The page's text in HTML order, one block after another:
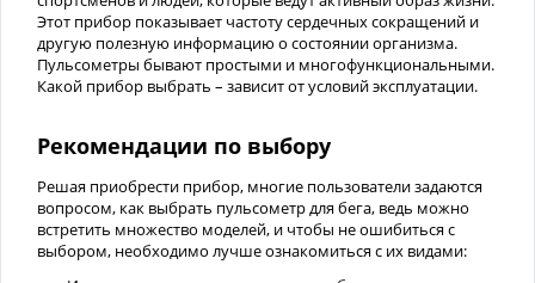
Этот прибор показывает частоту сердечных сокращений и
другую полезную информацию о состоянии организма.
Пульсометры бывают простыми и многофункциональными.
Какой прибор выбрать – зависит от условий эксплуатации.
Рекомендации по выбору
Решая приобрести прибор, многие пользователи задаются
вопросом, как выбрать пульсометр для бега, ведь можно
встретить множество моделей, и чтобы не ошибиться с
выбором, необходимо лучше ознакомиться с их видами: